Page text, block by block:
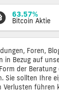
63.57%
Bitcoin Aktie
Foren,
Bezug auf
der
Sie sollten
führen